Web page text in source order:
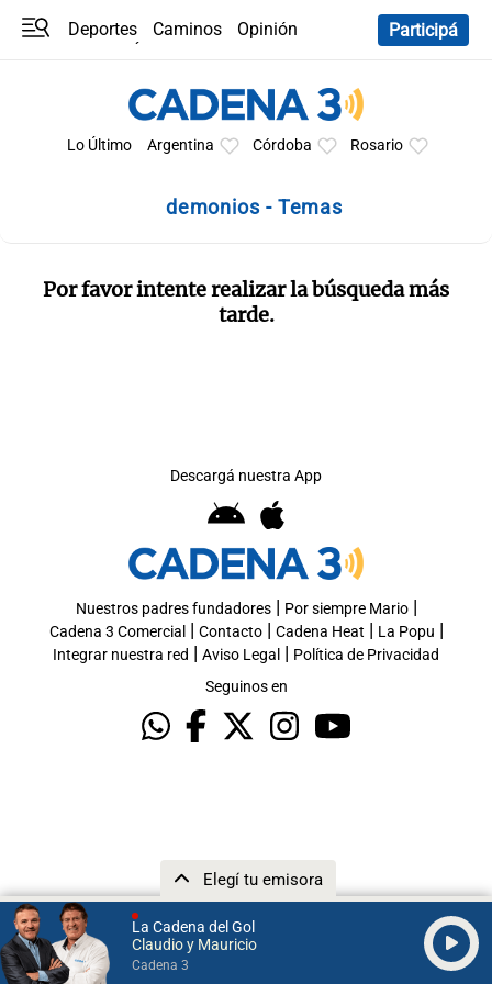
La Cadena del Gol
Claudio y Mauricio
Cadena 3
Elegí tu emisora
Deportes Caminos
Opinión
Participá
Lo Último Argentina Córdoba Rosario
demonios - Temas
Por favor intente realizar la búsqueda más
tarde.
Descargá nuestra App
Nuestros padres fundadores| Por siempre Mario|
Cadena 3 Comercial | Contacto| Cadena Heat | La Popu |
Integrar nuestra red | Aviso Legal | Política de Privacidad
Seguinos en